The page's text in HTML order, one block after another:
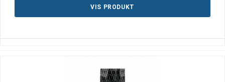
VIS PRODUKT